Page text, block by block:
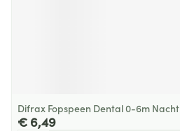
Difrax Fopspeen Dental 0-6m Nacht
€ 6,49